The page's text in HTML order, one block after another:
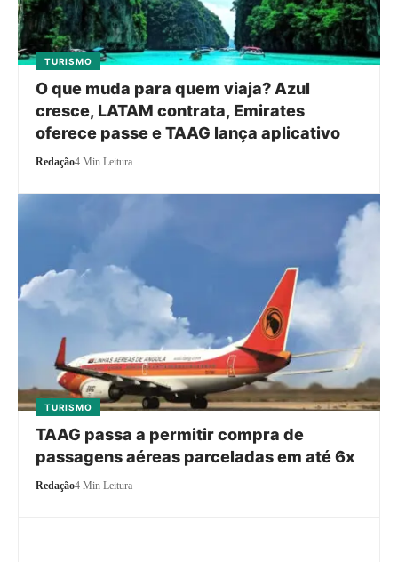
TURISMO
O que muda para quem viaja? Azul
cresce, LATAM contrata, Emirates
oferece passe e TAAG lança aplicativo
Redação4 Min Leitura
TURISMO
TAAG passa a permitir compra de
passagens aéreas parceladas em até 6x
Redação4 Min Leitura